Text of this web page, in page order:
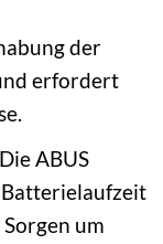
der
erfordert
Die ABUS
Batterielaufzeit
Sorgen um